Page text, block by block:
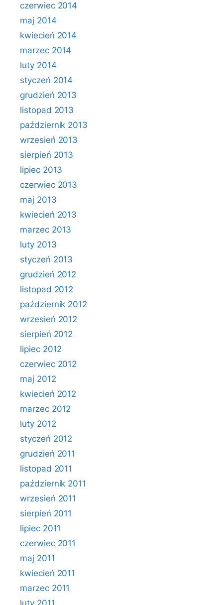
czerwiec 2014
maj 2014
kwiecień 2014
marzec 2014
luty 2014
styczeń 2014
grudzień 2013
listopad 2013
październik 2013
wrzesień 2013
sierpień 2013
lipiec 2013
czerwiec 2013
maj 2013
kwiecień 2013
marzec 2013
luty 2013
styczeń 2013
grudzień 2012
listopad 2012
październik 2012
wrzesień 2012
sierpień 2012
lipiec 2012
czerwiec 2012
maj 2012
kwiecień 2012
marzec 2012
luty 2012
styczeń 2012
grudzień 2011
listopad 2011
październik 2011
wrzesień 2011
sierpień 2011
lipiec 2011
czerwiec 2011
maj 2011
kwiecień 2011
marzec 2011
luty 2011